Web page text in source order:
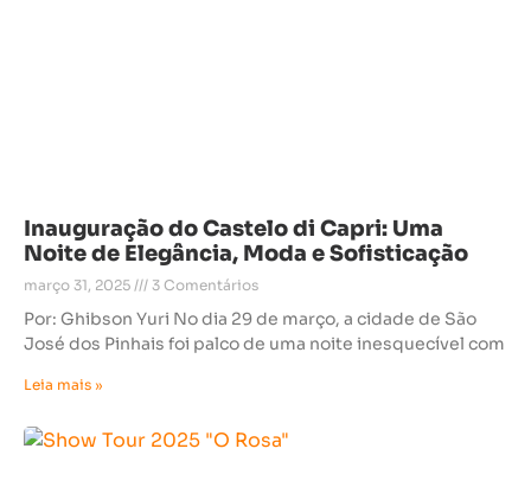
Inauguração do Castelo di Capri: Uma
Noite de Elegância, Moda e Sofisticação
março 31, 2025 3 Comentários
Por: Ghibson Yuri No dia 29 de março, a cidade de São
José dos Pinhais foi palco de uma noite inesquecível com
Leia mais »